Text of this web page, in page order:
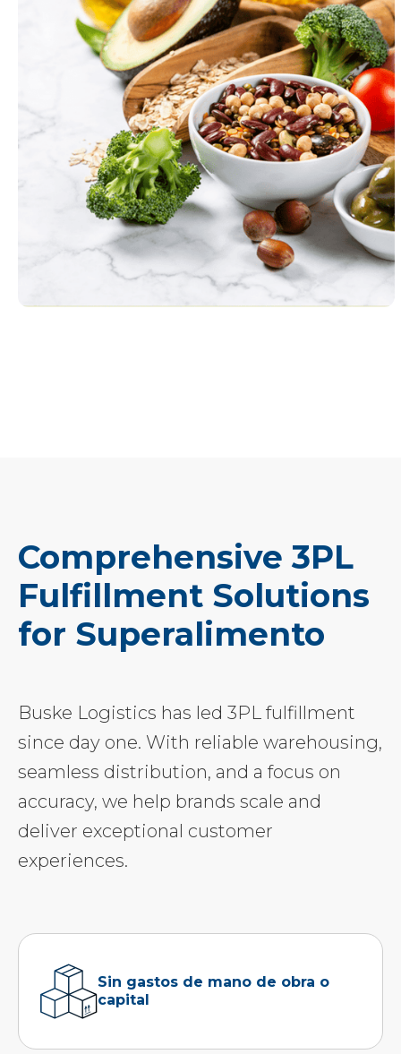
Comprehensive 3PL
Fulfillment Solutions
for Superalimento
Buske Logistics has led 3PL fulfillment
since day one. With reliable warehousing,
seamless distribution, and a focus on
accuracy, we help brands scale and
deliver exceptional customer
experiences.
Sin gastos de mano de obra o
capital